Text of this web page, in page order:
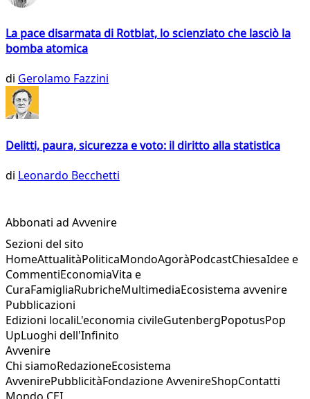
La pace disarmata di Rotblat, lo scienziato che lasciò la
bomba atomica
di Gerolamo Fazzini
Delitti, paura, sicurezza e voto: il diritto alla statistica
di Leonardo Becchetti
Abbonati ad Avvenire
Sezioni del sito
HomeAttualitàPoliticaMondoAgoràPodcastChiesaIdee e
CommentiEconomiaVita e
CuraFamigliaRubricheMultimediaEcosistema avvenire
Pubblicazioni
Edizioni localiL'economia civileGutenbergPopotusPop
UpLuoghi dell'Infinito
Avvenire
Chi siamoRedazioneEcosistema
AvvenirePubblicitàFondazione AvvenireShopContatti